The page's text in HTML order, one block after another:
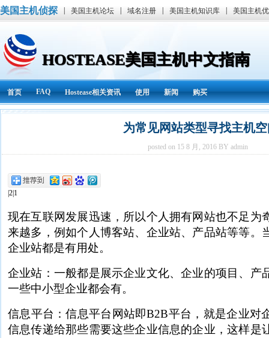
美国主机侦探 美国主机论坛 域名注册 美国主机知识库 美国主机
HOSTEASE美国主机中文指南
首页 FAQ Hostease相关资讯 使用 新闻 购买
为常见网站类型寻找主机
posted on 15 8 月, 2016 BY admin
|2|1
现在互联网发展迅速，所以个人拥有网站也不足为
来越多，例如个人博客站、企业站、产品站等等。
企业站都是有用处。
企业站：一般都是展示企业文化、企业的项目、产
一些中小型企业都会有。
信息平台：信息平台网站即B2B平台，就是企业对
信息传递给那些需要这些企业信息的企业，这样是